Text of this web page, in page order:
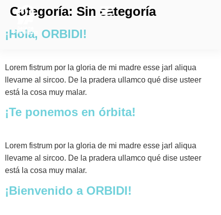
Categoría: Sin categoría
¡Hola, ORBIDI!
Lorem fistrum por la gloria de mi madre esse jarl aliqua
llevame al sircoo. De la pradera ullamco qué dise usteer
está la cosa muy malar.
¡Te ponemos en órbita!
Lorem fistrum por la gloria de mi madre esse jarl aliqua
llevame al sircoo. De la pradera ullamco qué dise usteer
está la cosa muy malar.
¡Bienvenido a ORBIDI!